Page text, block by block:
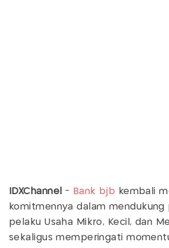
IDXChannel - Bank bjb kembali
komitmennya dalam
pelaku Usaha Mikro, Kecil, dan
sekaligus memperingati